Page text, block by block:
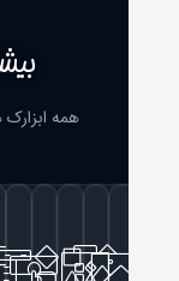
بیش از 50 ابزارک رایگان
همه ابزارک های